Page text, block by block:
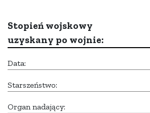
Stopień wojskowy
uzyskany po wojnie:
Data:
Starszeństwo:
Organ nadający: